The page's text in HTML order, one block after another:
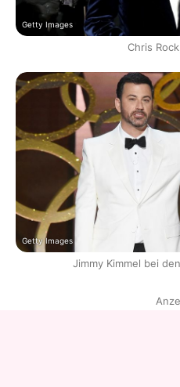
Getty Images
Chris
Getty Images
Jimmy Kimmel bei